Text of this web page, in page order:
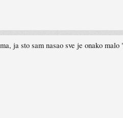
ja sto sam nasao sve je onako malo